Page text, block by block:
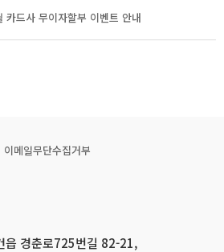
카드사 무이자할부 이벤트 안내
이메일무단수집거부
읍 경춘로725번길 82-21,